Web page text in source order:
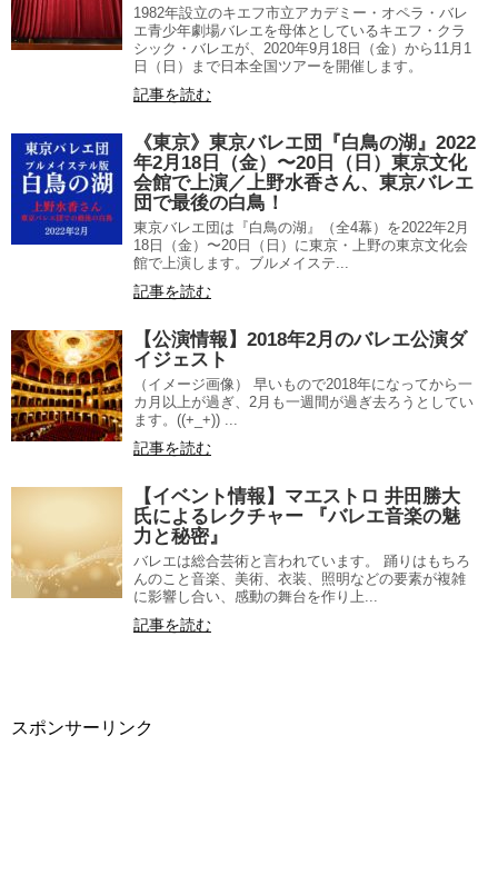
1982年設立のキエフ市立アカデミー・オペラ・バレ
エ青少年劇場バレエを母体としているキエフ・クラ
シック・バレエが、2020年9月18日（金）から11月1
日（日）まで日本全国ツアーを開催します。
記事を読む
《東京》東京バレエ団『白鳥の湖』2022
年2月18日（金）〜20日（日）東京文化
会館で上演／上野水香さん、東京バレエ
団で最後の白鳥！
東京バレエ団は『白鳥の湖』（全4幕）を2022年2月
18日（金）〜20日（日）に東京・上野の東京文化会
館で上演します。ブルメイステ...
記事を読む
【公演情報】2018年2月のバレエ公演ダ
イジェスト
（イメージ画像） 早いもので2018年になってから一
カ月以上が過ぎ、2月も一週間が過ぎ去ろうとしてい
ます。((+_+)) ...
記事を読む
【イベント情報】マエストロ 井田勝大
氏によるレクチャー 『バレエ音楽の魅
力と秘密』
バレエは総合芸術と言われています。 踊りはもちろ
んのこと音楽、美術、衣装、照明などの要素が複雑
に影響し合い、感動の舞台を作り上...
記事を読む
スポンサーリンク